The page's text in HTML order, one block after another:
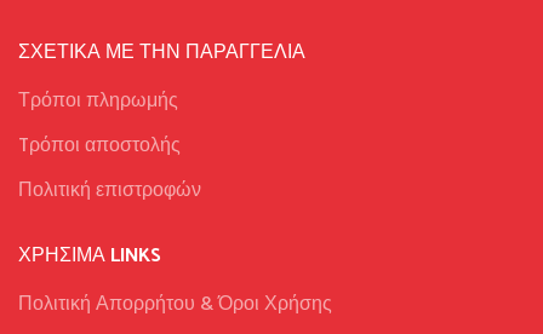
ΣΧΕΤΙΚΑ ΜΕ ΤΗΝ ΠΑΡΑΓΓΕΛΙΑ
Τρόποι πληρωμής
Tρόποι αποστολής
Πολιτική επιστροφών
ΧΡΉΣΙΜΑ LINKS
Πολιτική Απορρήτου & Όροι Χρήσης